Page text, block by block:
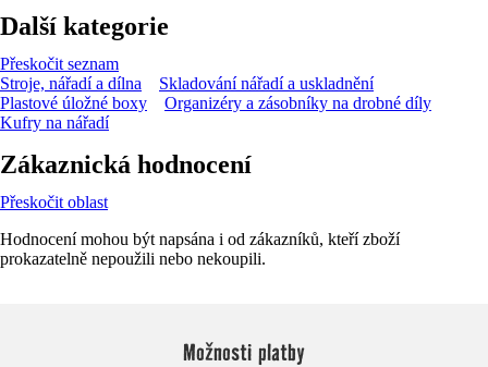
Další kategorie
Přeskočit seznam
Stroje, nářadí a dílna
Skladování nářadí a uskladnění
Plastové úložné boxy
Organizéry a zásobníky na drobné díly
Kufry na nářadí
Zákaznická hodnocení
Přeskočit oblast
Hodnocení mohou být napsána i od zákazníků, kteří zboží
prokazatelně nepoužili nebo nekoupili.
Možnosti platby